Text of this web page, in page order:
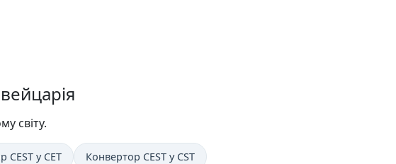
світу.
CEST у CET Конвертор CEST у CST